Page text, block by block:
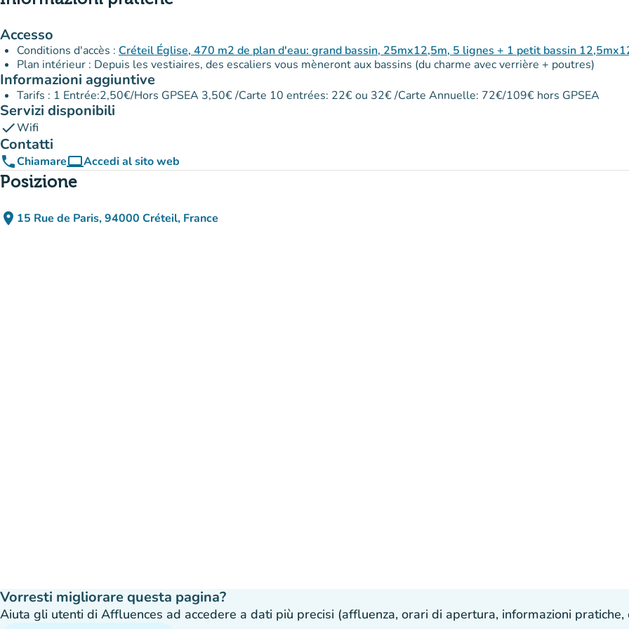
Accesso
Conditions d'accès : Créteil Église, 470 m2 de plan d'eau: grand bassin, 25mx12,5m, 5 lignes + 1 petit bassin
Plan intérieur : Depuis les vestiaires, des escaliers vous mèneront aux bassins (du charme avec verrière + poutres)
Informazioni aggiuntive
Tarifs : 1 Entrée:2,50€/Hors GPSEA 3,50€ /Carte 10 entrées: 22€ ou 32€ /Carte Annuelle: 72€/109€ hors GPSEA
Servizi disponibili
checkWifi
Contatti
phoneChiamarecomputerAccedi al sito web
(nuova scheda)
Posizione
place 15 Rue de Paris, 94000 Créteil, France
(apri in Google Maps)
(nuova scheda)
Vorresti migliorare questa pagina?
Aiuta gli utenti di Affluences ad accedere a dati più precisi (affluenza, orari di apertura, informazioni pratiche,